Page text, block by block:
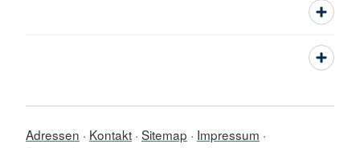
Adressen Kontakt Sitemap
Impressum